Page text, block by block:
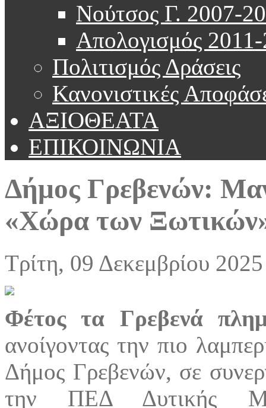
Νούτσος Γ. 2007-
Απολογισμός
Πολιτισμός Δράσεις
Κανονιστικές
ΑΞΙΟΘΕΑΤΑ
ΕΠΙΚΟΙΝΩΝΙΑ
Δήμος Γρεβενών:
«Χώρα των
Τρίτη, 09 Δεκεμβρίου
Φέτος τα Γρεβενά
ανοίγοντας την πιο
Δήμος Γρεβενών, σε
την ΠΕΔ Δυτικής